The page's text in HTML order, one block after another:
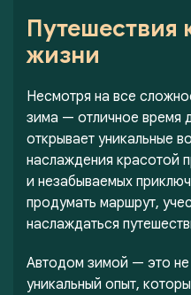
Путешествия
жизни
Несмотря на все
зима — отличное время
открывает уникальные
наслаждения красотой
и незабываемых
продумать маршрут,
наслаждаться
Автодом зимой — это не
уникальный опыт,